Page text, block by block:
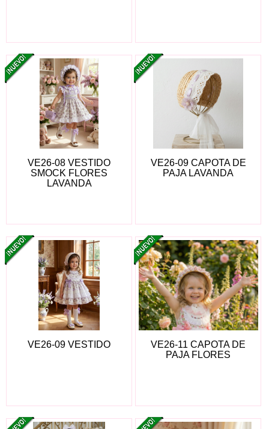
VE26-08 VESTIDO
SMOCK FLORES
LAVANDA
VE26-09 CAPOTA DE
PAJA LAVANDA
VE26-09 VESTIDO
VE26-11 CAPOTA DE
PAJA FLORES